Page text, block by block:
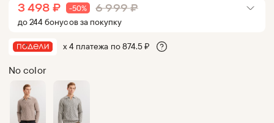
3 498 ₽ -50% 6 999 ₽
до244бонусовза покупку
х 4 платежа по874.5₽
No color